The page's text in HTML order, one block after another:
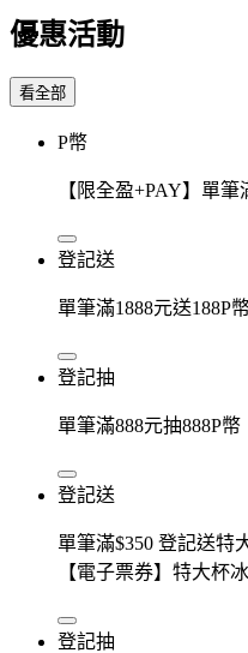
優惠活動
看全部
P幣
【限全盈+PAY】單筆
登記送
單筆滿1888元送188P
登記抽
單筆滿888元抽888P幣
登記送
單筆滿$350 登記送特
【電子票券】特大杯
登記抽